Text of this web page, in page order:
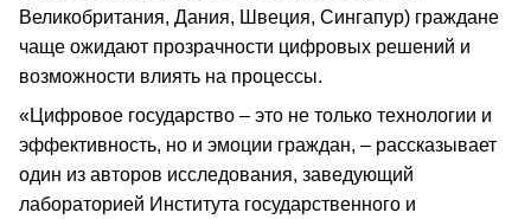
Великобритания, Дания, Швеция, Сингапур) граждане
чаще ожидают прозрачности цифровых решений и
возможности влиять на процессы.
«Цифровое государство – это не только технологии и
эффективность, но и эмоции граждан, – рассказывает
один из авторов исследования, заведующий
лабораторией Института государственного и